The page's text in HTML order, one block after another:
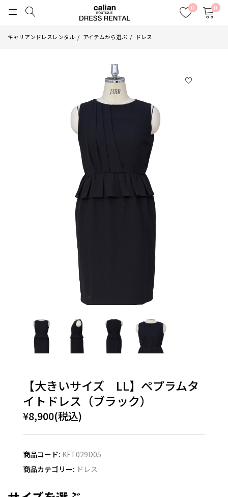
0 0
キャリアンドレスレンタル アイテムから選ぶ ドレス
【大きいサイズ LL】ペプラムタ
イトドレス（ブラック）
¥8,900(税込)
商品コード: KFT029D05
商品カテゴリー: ドレス